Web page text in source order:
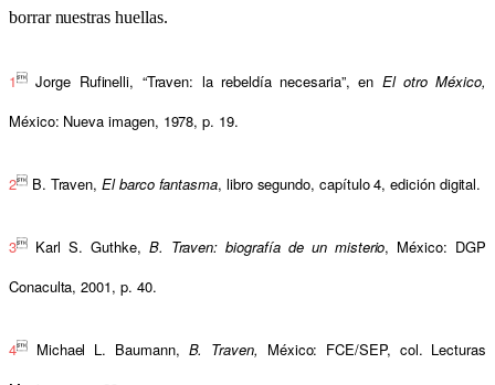
borrar nuestras huellas.
1 Jorge Rufinelli, “Traven: la rebeldía necesaria”, en El otro México,
México: Nueva imagen, 1978, p. 19.
2 B. Traven,El barco fantasma, libro segundo, capítulo 4, edición digital.
3 Karl S. Guthke, B. Traven: biografía de un misterio, México: DGP
Conaculta, 2001, p. 40.
4Michael L. Baumann, B. Traven, México: FCE/SEP, col. Lecturas